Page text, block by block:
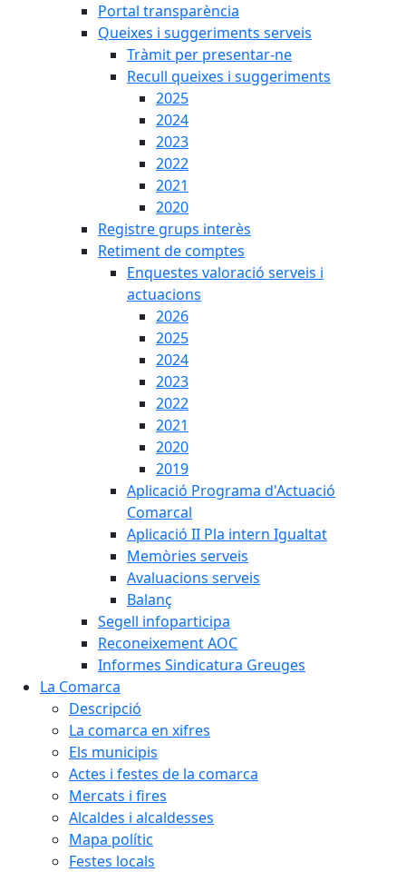
Portal transparència
Queixes i suggeriments serveis
Tràmit per presentar-ne
Recull queixes i suggeriments
2025
2024
2023
2022
2021
2020
Registre grups interès
Retiment de comptes
Enquestes valoració serveis i
actuacions
2026
2025
2024
2023
2022
2021
2020
2019
Aplicació Programa d'Actuació
Comarcal
Aplicació II Pla intern Igualtat
Memòries serveis
Avaluacions serveis
Balanç
Segell infoparticipa
Reconeixement AOC
Informes Sindicatura Greuges
La Comarca
Descripció
La comarca en xifres
Els municipis
Actes i festes de la comarca
Mercats i fires
Alcaldes i alcaldesses
Mapa polític
Festes locals